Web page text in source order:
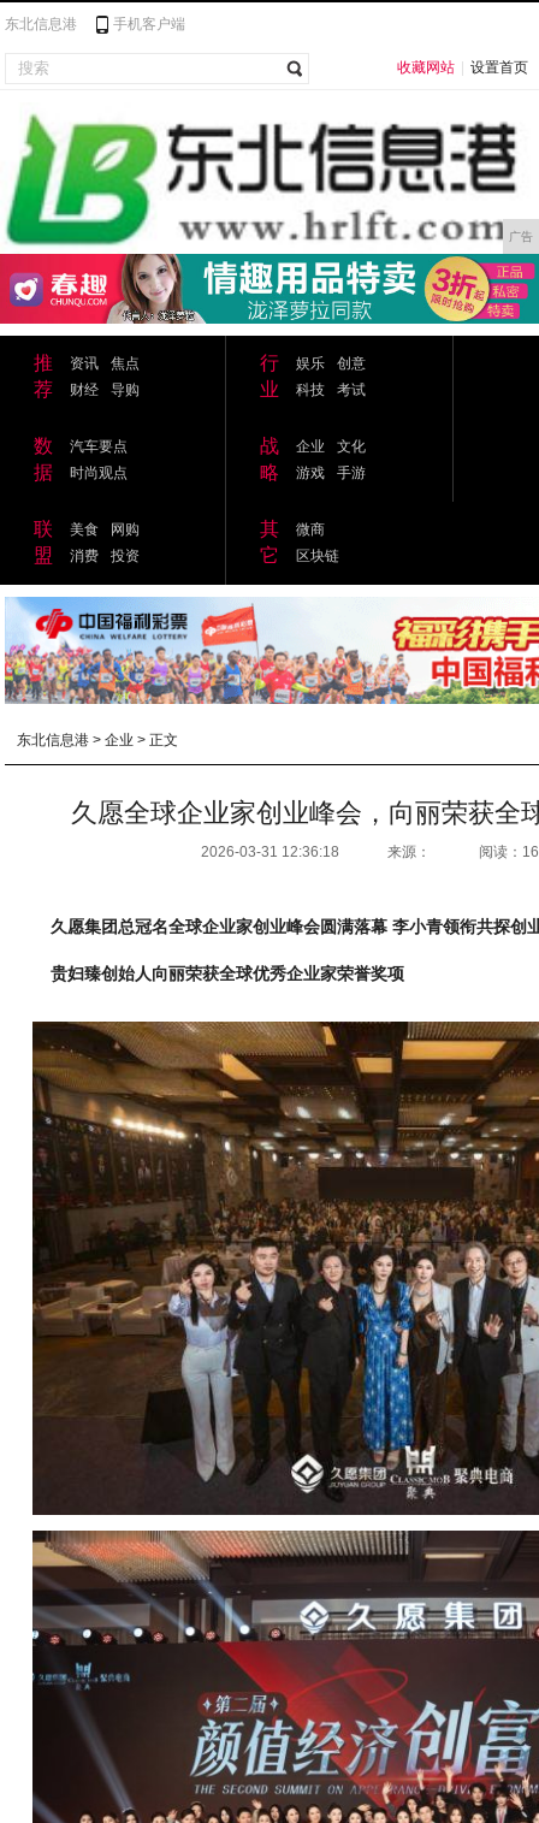
东北信息港 手机客户端
收藏网站 设置首页
广告
推
荐
资讯
焦点
财经
导购
行
业
娱乐
创意
科技
考试
数
据
汽车要点
时尚观点
战
略
企业
文化
游戏
手游
联
盟
美食
网购
消费
投资
其
它
微商
区块链
东北信息港 >企业 > 正文
久愿全球企业家创业峰会，向丽荣获全
2026-03-31 12:36:18 来源： 阅读：
久愿集团总冠名全球企业家创业峰会圆满落幕 李小青领衔共探创
贵妇臻创始人向丽荣获全球优秀企业家荣誉奖项